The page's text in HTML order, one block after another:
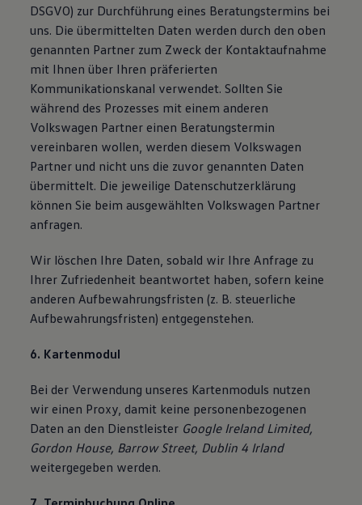
DSGVO) zur Durchführung eines Beratungstermins bei
uns. Die übermittelten Daten werden durch den oben
genannten Partner zum Zweck der Kontaktaufnahme
mit Ihnen über Ihren präferierten
Kommunikationskanal verwendet. Sollten Sie
während des Prozesses mit einem anderen
Volkswagen Partner einen Beratungstermin
vereinbaren wollen, werden diesem Volkswagen
Partner und nicht uns die zuvor genannten Daten
übermittelt. Die jeweilige Datenschutzerklärung
können Sie beim ausgewählten Volkswagen Partner
anfragen.
Wir löschen Ihre Daten, sobald wir Ihre Anfrage zu
Ihrer Zufriedenheit beantwortet haben, sofern keine
anderen Aufbewahrungsfristen (z. B. steuerliche
Aufbewahrungsfristen) entgegenstehen.
6. Kartenmodul
Bei der Verwendung unseres Kartenmoduls nutzen
wir einen Proxy, damit keine personenbezogenen
Daten an den Dienstleister Google Ireland Limited,
Gordon House, Barrow Street, Dublin 4 Irland
weitergegeben werden.